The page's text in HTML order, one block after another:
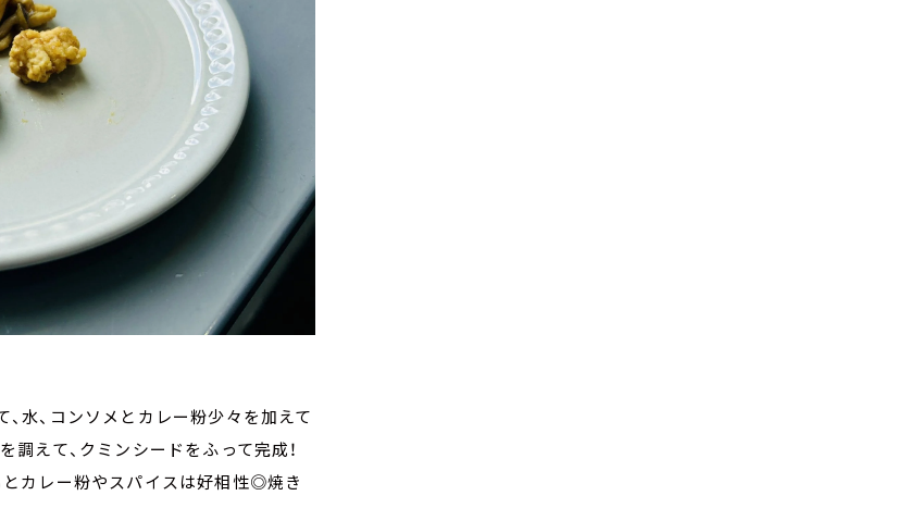
水、コンソメとカレー粉少々を加えて
調えて、クミンシードをふって完成！
とカレー粉やスパイスは好相性◎焼き